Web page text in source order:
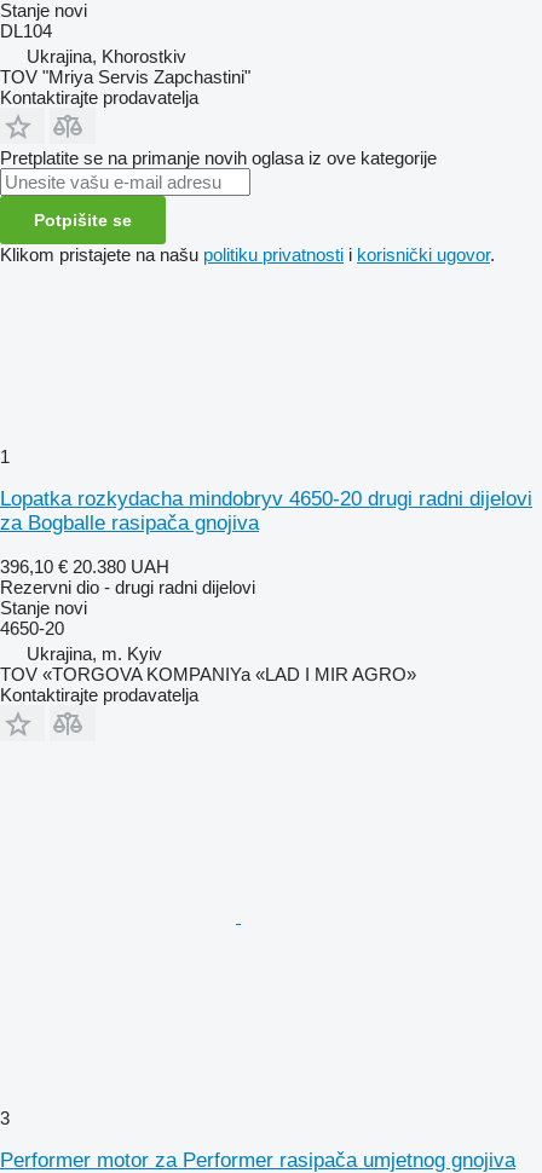
Stanje novi
DL104
Ukrajina, Khorostkiv
TOV "Mriya Servis Zapchastini"
Kontaktirajte prodavatelja
Pretplatite se na primanje novih oglasa iz ove kategorije
Potpišite se
Klikom pristajete na našu politiku privatnosti i korisnički ugovor.
1
Lopatka rozkydacha mindobryv 4650-20 drugi radni dijelovi
za Bogballe rasipača gnojiva
396,10 € 20.380 UAH
Rezervni dio - drugi radni dijelovi
Stanje novi
4650-20
Ukrajina, m. Kyiv
TOV «TORGOVA KOMPANIYa «LAD I MIR AGRO»
Kontaktirajte prodavatelja
3
Performer motor za Performer rasipača umjetnog gnojiva